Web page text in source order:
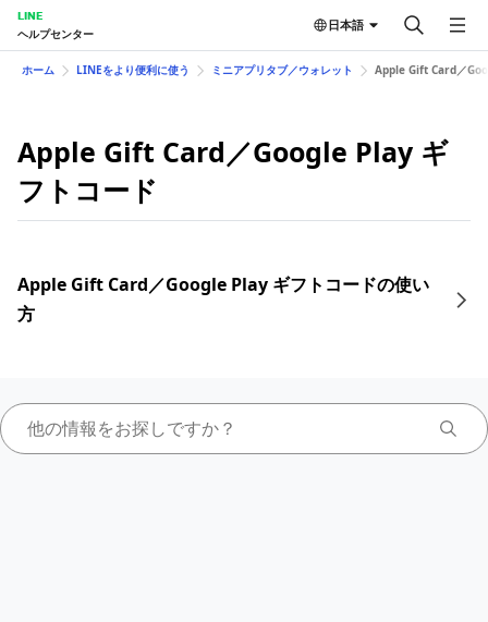
LINE
ヘルプセンター
日本語
ホーム LINEをより便利に使う ミニアプリタブ／ウォレット Apple Gift Card／
Apple Gift Card／Google Play ギ
フトコード
Apple Gift Card／Google Play ギフトコードの使い
方